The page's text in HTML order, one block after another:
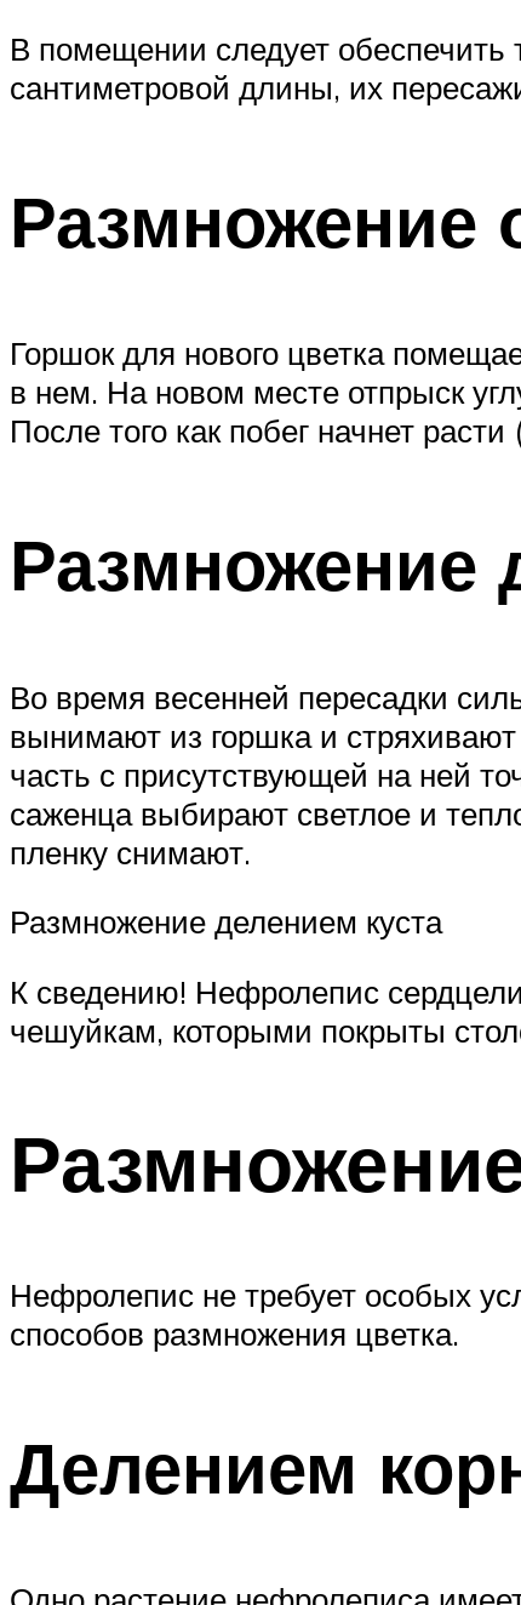
В помещении следует обеспечить
сантиметровой длины, их
Размножение
Горшок для нового цветка
в нем. На новом месте отпрыск
После того как побег начнет
Размножение
Во время весенней пересадки
вынимают из горшка и
часть с присутствующей на ней
саженца выбирают светлое и
пленку снимают.
Размножение делением куста
К сведению! Нефролепис
чешуйкам, которыми покрыты
Нефролепис не требует особых
способов размножения цветка.
Делением